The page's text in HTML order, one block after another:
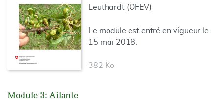
Leuthardt (OFEV)
Le module est entré en vigueur le
15 mai 2018.
382 Ko
Module 3: Ailante